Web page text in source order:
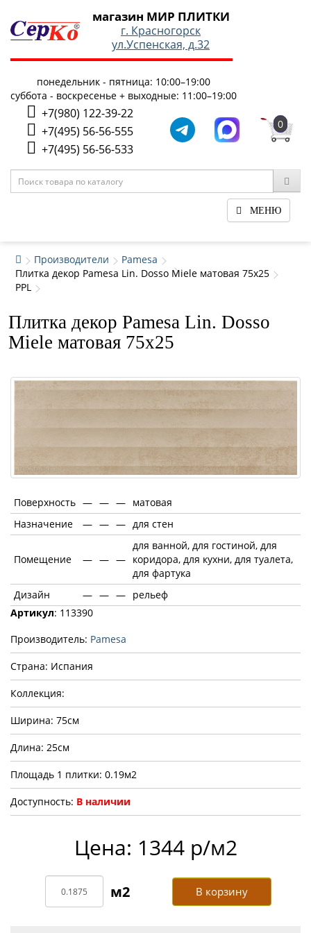
магазин МИР ПЛИТКИ
г. Красногорск
ул.Успенская, д.32
понедельник - пятница: 10:00–19:00
суббота - воскресенье + выходные: 11:00–19:00
+7(980) 122-39-22
+7(495) 56-56-555
+7(495) 56-56-533
0
МЕНЮ
Производители
Pamesa
Плитка декор Pamesa Lin. Dosso Miele матовая 75x25
PPL
Плитка декор Pamesa Lin. Dosso
Miele матовая 75x25
Поверхность — — — матовая
Назначение
— — — для стен
Помещение — — —
для ванной, для гостиной, для
коридора, для кухни, для туалета,
для фартука
Дизайн
— — — рельеф
Артикул: 113390
Производитель: Pamesa
Страна: Испания
Коллекция:
Ширина: 75см
Длина: 25см
Площадь 1 плитки: 0.19м2
Доступность: В наличии
Цена: 1344 р/м2
В корзину